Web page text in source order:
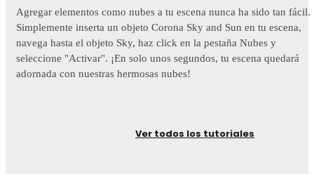
Agregar elementos como nubes a tu escena nunca ha sido tan fácil.
Simplemente inserta un objeto Corona Sky and Sun en tu escena,
navega hasta el objeto Sky, haz click en la pestaña Nubes y
seleccione "Activar". ¡En solo unos segundos, tu escena quedará
adornada con nuestras hermosas nubes!
Ver todos los tutoriales